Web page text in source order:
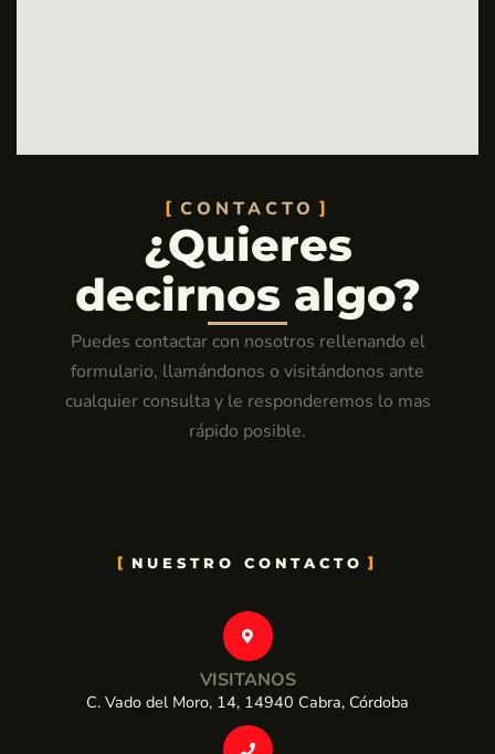
CONTACTO
¿Quieres
decirnos algo?
Puedes contactar con nosotros rellenando el
formulario, llamándonos o visitándonos ante
cualquier consulta y le responderemos lo mas
rápido posible.
NUESTRO CONTACTO
VISITANOS
C. Vado del Moro, 14, 14940 Cabra, Córdoba